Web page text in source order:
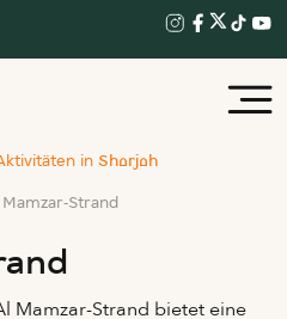
in Sharjah
Strand
Mamzar-Strand bietet eine